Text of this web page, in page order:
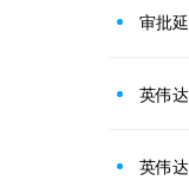
审批
英伟
英伟